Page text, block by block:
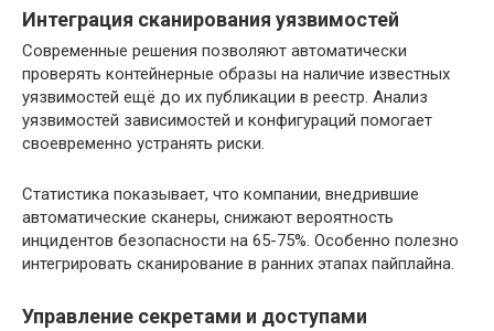
Интеграция сканирования уязвимостей
Современные решения позволяют автоматически
проверять контейнерные образы на наличие известных
уязвимостей ещё до их публикации в реестр. Анализ
уязвимостей зависимостей и конфигураций помогает
своевременно устранять риски.
Статистика показывает, что компании, внедрившие
автоматические сканеры, снижают вероятность
инцидентов безопасности на 65-75%. Особенно полезно
интегрировать сканирование в ранних этапах пайплайна.
Управление секретами и доступами